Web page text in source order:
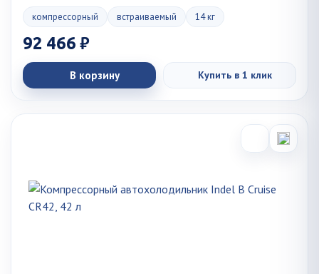
компрессорный встраиваемый 14 кг
92 466 ₽
В корзину Купить в 1 клик